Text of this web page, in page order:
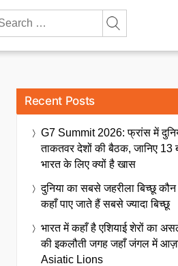
Recent Posts
G7 Summit 2026: फ्रांस में
ताकतवर देशों की बैठक, जानिए
भारत के लिए क्यों है खास
दुनिया का सबसे जहरीला बिच्छू
कहाँ पाए जाते हैं सबसे ज्यादा बिच्छू
भारत में कहाँ है एशियाई शेरों का
की इकलौती जगह जहाँ जंगल में
Asiatic Lions